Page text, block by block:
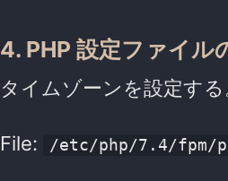
4. PHP 設定ファイル
タイムゾーンを設定する
File: /etc/php/7.4/fpm/